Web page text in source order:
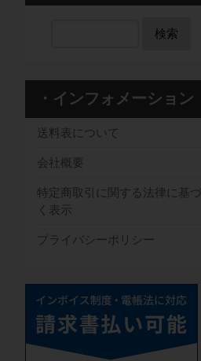
検索
・インフォメーション
送料表について
会社概要
特定商取引に関する法律に基づ
く表示
プライバシーポリシー